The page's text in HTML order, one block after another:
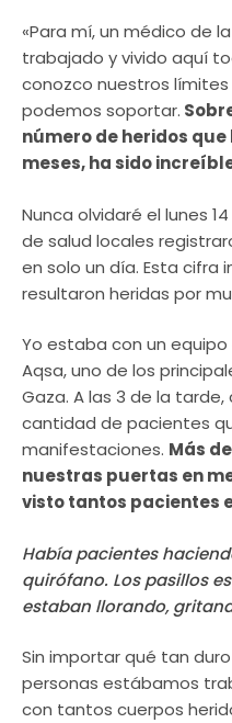
«Para mí, un médico de
trabajado y vivido aquí
conozco nuestros
podemos soportar.
número de heridos
meses, ha sido
Nunca olvidaré el lunes
de salud locales
en solo un día. Esta cifra
resultaron heridas por
Yo estaba con un
Aqsa, uno de los
Gaza. A las 3 de la
cantidad de pacientes
manifestaciones. Más
nuestras puertas en
visto tantos pacientes
Había pacientes
quirófano. Los pasillos
estaban llorando,
Sin importar qué tan
personas estábamos
con tantos cuerpos